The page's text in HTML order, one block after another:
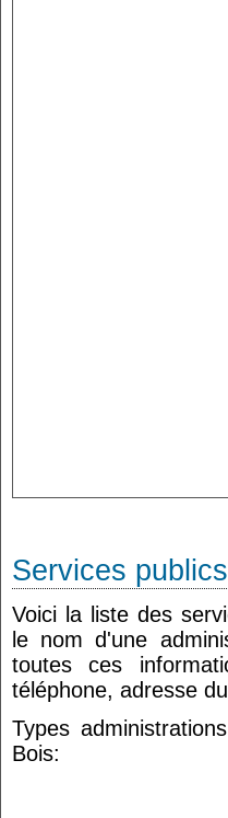
Services
Voici la liste des
le nom d'une
toutes ces
téléphone, adresse
Types
Bois: